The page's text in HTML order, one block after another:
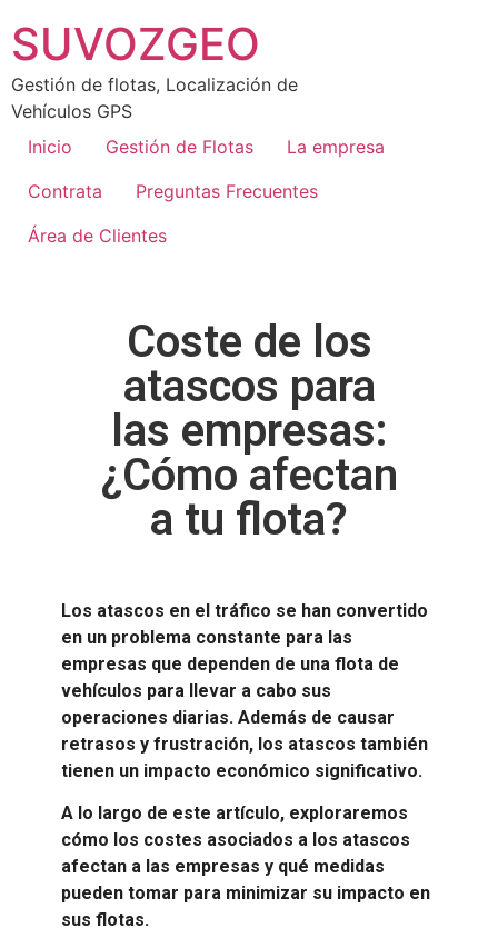
SUVOZGEO
Gestión de flotas, Localización de
Vehículos GPS
Inicio
Gestión de Flotas
La empresa
Contrata
Preguntas Frecuentes
Área de Clientes
Coste de los
atascos para
las empresas:
¿Cómo afectan
a tu flota?
Los atascos en el tráfico se han convertido
en un problema constante para las
empresas que dependen de una flota de
vehículos para llevar a cabo sus
operaciones diarias. Además de causar
retrasos y frustración, los atascos también
tienen un impacto económico significativo.
A lo largo de este artículo, exploraremos
cómo los costes asociados a los atascos
afectan a las empresas y qué medidas
pueden tomar para minimizar su impacto en
sus flotas.